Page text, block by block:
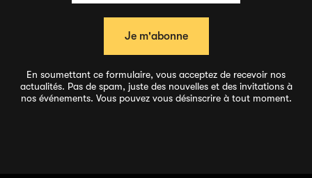
En soumettant ce formulaire, vous acceptez de recevoir nos
actualités. Pas de spam, juste des nouvelles et des invitations à
nos événements. Vous pouvez vous désinscrire à tout moment.